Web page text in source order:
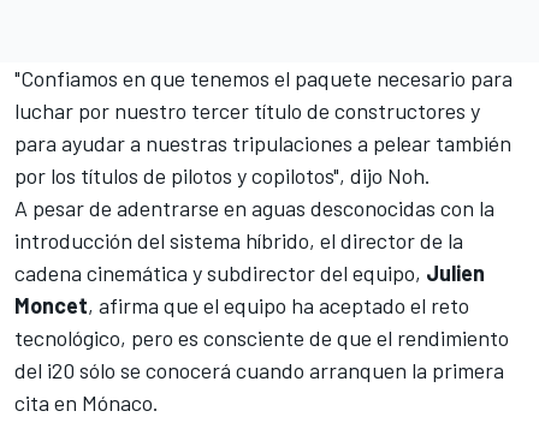
"Confiamos en que tenemos el paquete necesario para
luchar por nuestro tercer título de constructores y
para ayudar a nuestras tripulaciones a pelear también
por los títulos de pilotos y copilotos", dijo Noh.
A pesar de adentrarse en aguas desconocidas con la
introducción del sistema híbrido, el director de la
cadena cinemática y subdirector del equipo, Julien
Moncet, afirma que el equipo ha aceptado el reto
tecnológico, pero es consciente de que el rendimiento
del i20 sólo se conocerá cuando arranquen la primera
cita en Mónaco.